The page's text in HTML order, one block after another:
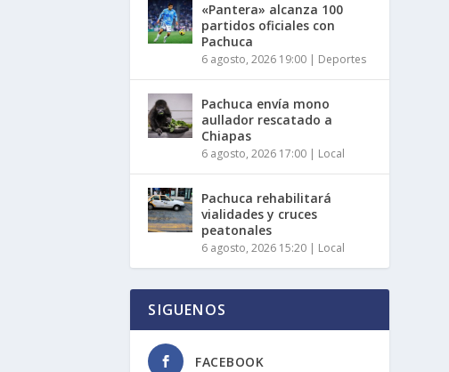
«Pantera» alcanza 100
partidos oficiales con
Pachuca
6 agosto, 2026 19:00 | Deportes
Pachuca envía mono
aullador rescatado a
Chiapas
6 agosto, 2026 17:00 | Local
Pachuca rehabilitará
vialidades y cruces
peatonales
6 agosto, 2026 15:20 | Local
SIGUENOS
FACEBOOK